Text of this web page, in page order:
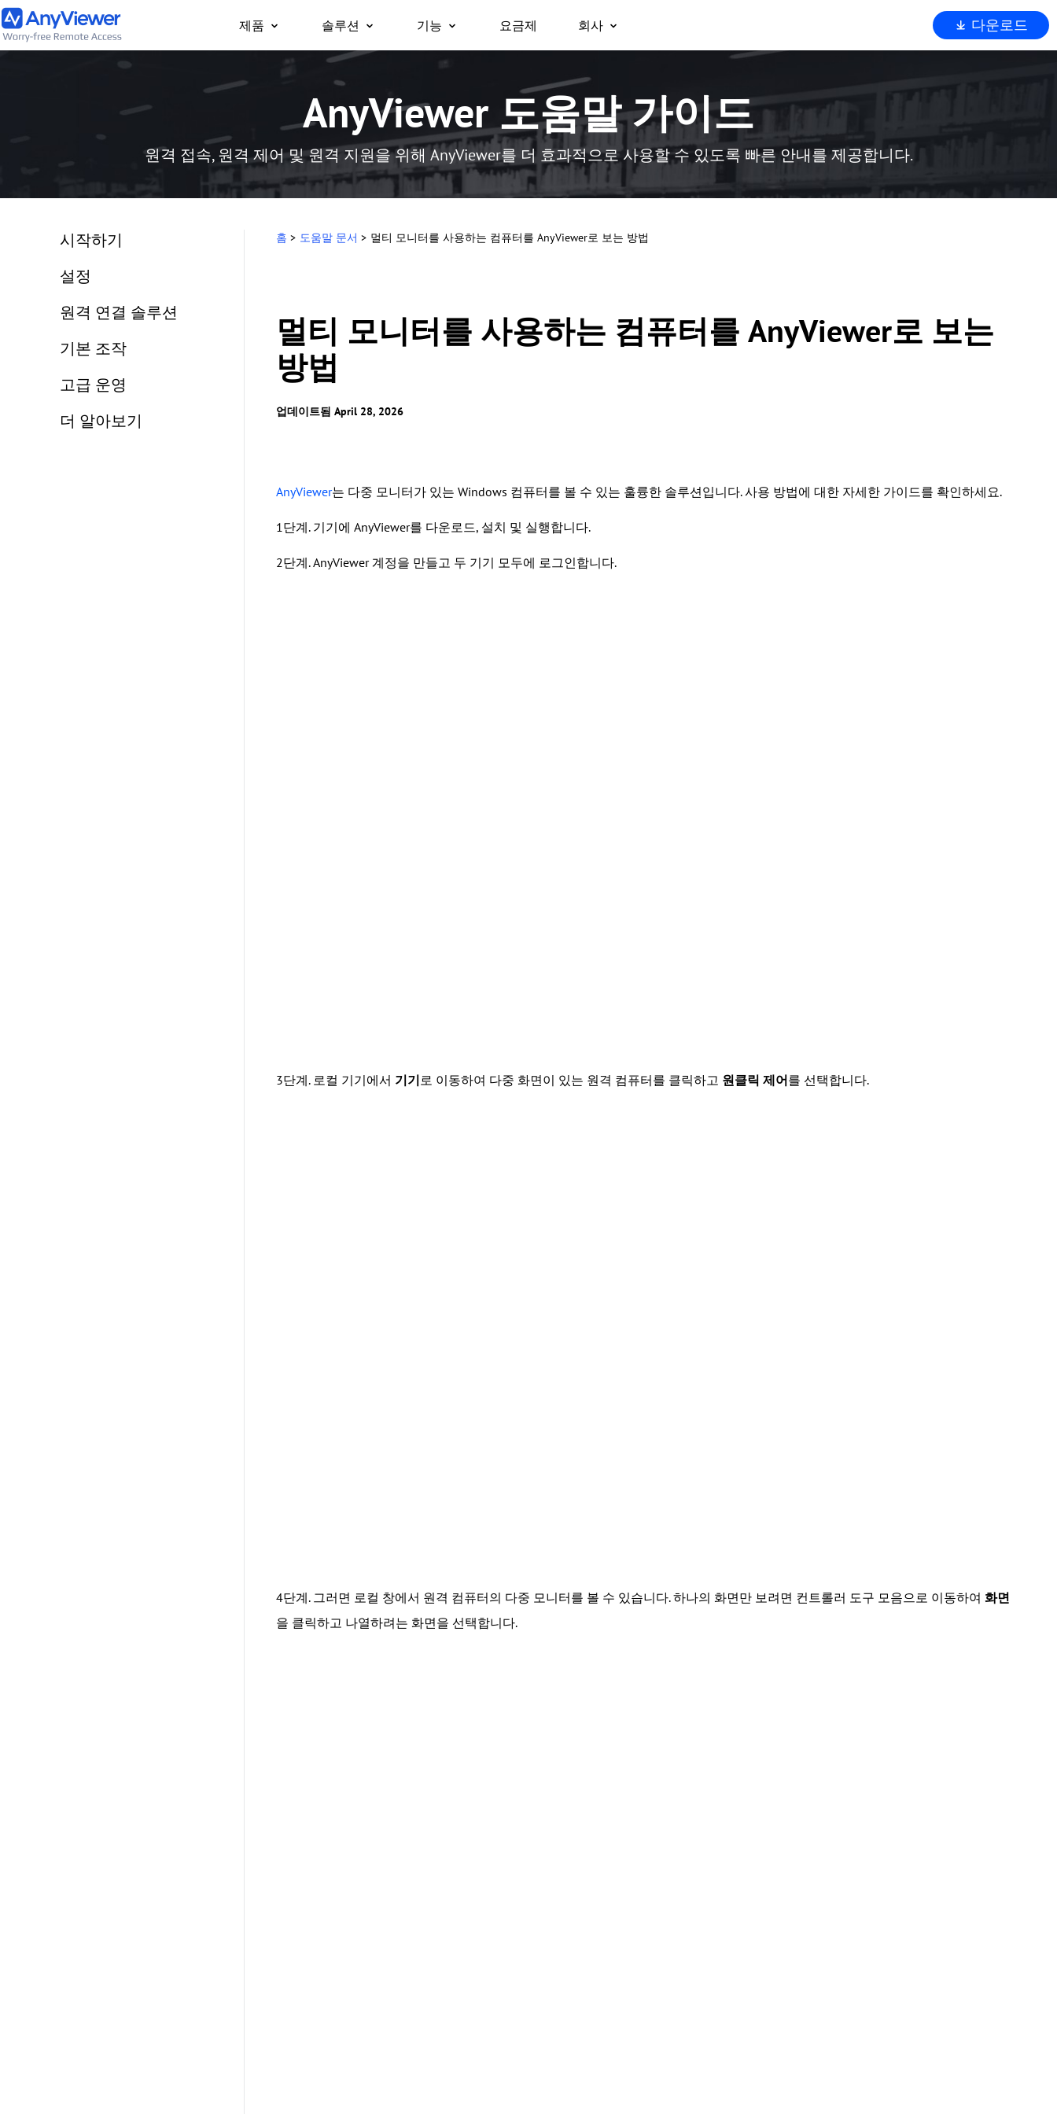
제품
어디서나 PC/Mac/휴대폰으로 업무용 노
트북과 게이밍 PC에 무료로 원격 접속
비즈니스용
팀, 조직 및 기업을 위한 올인원 보
안 원격 근무 및 원격 지원 솔루션
Windows용
macOS용
Android용
솔루션
원격 액세스
어디서나 내 컴퓨터에 접속
원격 지원
원격으로 고객 IT 지원 제공
사무실처럼 원격으로 업무 수행
글로벌 원격 제어
해외 서버를 손쉽게 제어
기능
승인 없이 원격 장치에 접속.
화면 미러링
장치 간 화면을 무선으로 미러링.
파일 전송
장치 간 파일을 빠르게 이동.
검은 화면으로 보이지 않는 원격 접속.
역할 권한 관리
유연한 권한으로 사용자 액세스 관리.
요금제 회사
파트너
보안
왜 AnyViewer인가
다운로드
AnyViewer 도움말 가이드
원격 접속, 원격 제어 및 원격 지원을 위해 AnyViewer를 더 효과적으로 사용할 수 있도록 빠른 안내를 제공합니다.
시작하기
설정
원격 연결 솔루션
기본 조작
고급 운영
더 알아보기
홈 > 도움말 문서 > 멀티 모니터를 사용하는 컴퓨터를 AnyViewer로 보는 방법
멀티 모니터를 사용하는 컴퓨터를 AnyViewer로 보는
방법
업데이트됨 April 28, 2026
AnyViewer는 다중 모니터가 있는 Windows 컴퓨터를 볼 수 있는 훌륭한 솔루션입니다. 사용 방법에 대한 자세한 가이드를 확인하세요.
1단계. 기기에 AnyViewer를 다운로드, 설치 및 실행합니다.
2단계. AnyViewer 계정을 만들고 두 기기 모두에 로그인합니다.
3단계. 로컬 기기에서 기기로 이동하여 다중 화면이 있는 원격 컴퓨터를 클릭하고 원클릭 제어를 선택합니다.
4단계. 그러면 로컬 창에서 원격 컴퓨터의 다중 모니터를 볼 수 있습니다. 하나의 화면만 보려면 컨트롤러 도구 모음으로 이동하여 화면
을 클릭하고 나열하려는 화면을 선택합니다.